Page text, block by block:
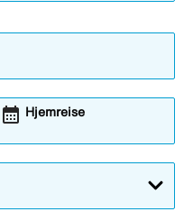
Hjemreise
Åpner
calendar_month